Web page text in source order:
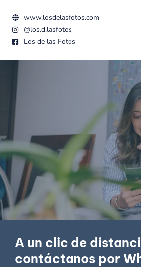
www.losdelasfotos.com
@los.d.lasfotos
Los de las Fotos
A un clic de
contáctanos por